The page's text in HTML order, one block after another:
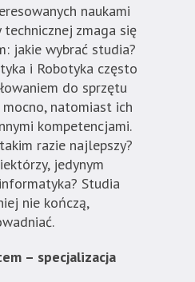
naukami
technicznej zmaga się
jakie wybrać studia?
i Robotyka często
do sprzętu
natomiast ich
kompetencjami.
razie najlepszy?
jedynym
Studia
nie kończą,
– specjalizacja